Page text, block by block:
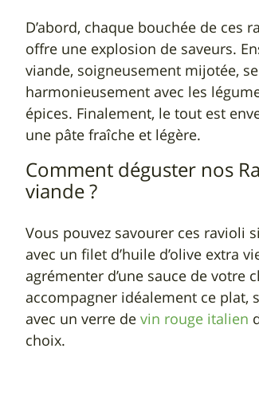
D’abord, chaque bouchée de ces
offre une explosion de saveurs.
viande, soigneusement mijotée,
harmonieusement avec les
épices. Finalement, le tout est
une pâte fraîche et légère.
Comment déguster nos
viande ?
Vous pouvez savourer ces ravioli
avec un filet d’huile d’olive extra
agrémenter d’une sauce de votre
accompagner idéalement ce plat,
avec un verre de vin rouge italien
choix.